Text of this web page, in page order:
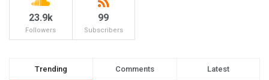
23.9k
Followers
99
Subscribers
Trending Comments Latest